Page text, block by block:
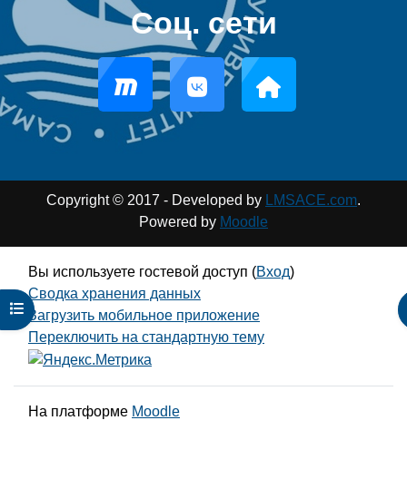
Открыть оглавление курса
Соц. сети
Copyright © 2017 - Developed by LMSACE.com.
Powered by Moodle
Вы используете гостевой доступ (Вход)
Сводка хранения данных
Загрузить мобильное приложение
Переключить на стандартную тему
На платформе Moodle